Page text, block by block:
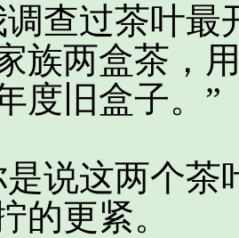
过茶叶最
族两盒茶，
度旧盒子。”
这两个茶
的更紧。